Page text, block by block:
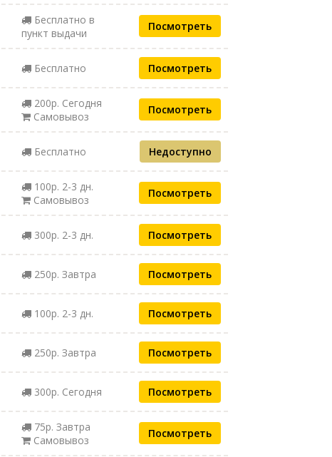
Бесплатно в
пункт выдачи
Посмотреть
Бесплатно Посмотреть
200р. Сегодня
Самовывоз
Посмотреть
Бесплатно Недоступно
100р. 2-3 дн.
Самовывоз
Посмотреть
300р. 2-3 дн. Посмотреть
250р. Завтра Посмотреть
100р. 2-3 дн. Посмотреть
250р. Завтра Посмотреть
300р. Сегодня Посмотреть
75р. Завтра
Самовывоз
Посмотреть